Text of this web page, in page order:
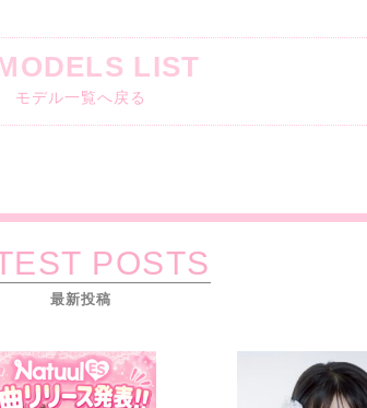
LIST
モデル一覧へ戻る
POSTS
最新投稿